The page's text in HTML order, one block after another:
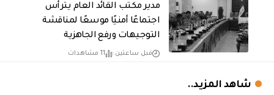
مدير مكتب القائد العام يترأس
اجتماعًا أمنيًا موسعًا لمناقشة
التوجيهات ورفع الجاهزية
قبل ساعتين 11 مشاهدات
شاهد المزيد..